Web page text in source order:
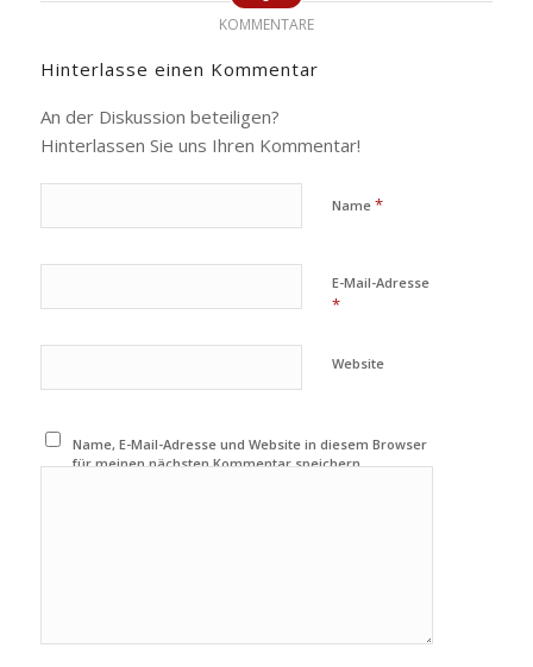
KOMMENTARE
Hinterlasse einen Kommentar
An der Diskussion beteiligen?
Hinterlassen Sie uns Ihren Kommentar!
Name *
E-Mail-Adresse
*
Website
Name, E-Mail-Adresse und Website in diesem Browser
für meinen nächsten Kommentar speichern.